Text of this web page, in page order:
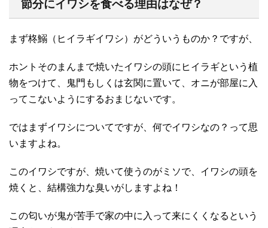
節分にイワシを食べる理由はなぜ？
まず柊鰯（ヒイラギイワシ）がどういうものか？ですが、
ホントそのまんまで焼いたイワシの頭にヒイラギという植
物をつけて、鬼門もしくは玄関に置いて、オニが部屋に入
ってこないようにするおまじないです。
ではまずイワシについてですが、何でイワシなの？って思
いますよね。
このイワシですが、焼いて使うのがミソで、イワシの頭を
焼くと、結構強力な臭いがしますよね！
この匂いが鬼が苦手で家の中に入って来にくくなるという